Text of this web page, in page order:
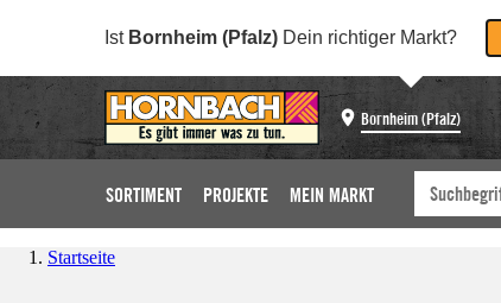
Ist Bornheim (Pfalz) Dein richtiger Markt?
Bornheim (Pfalz)
SORTIMENT PROJEKTE MEIN MARKT
Startseite